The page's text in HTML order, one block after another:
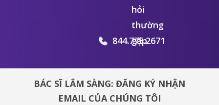
844.775.2671
hỏi
thường
gặp
BÁC SĨ LÂM SÀNG: ĐĂNG KÝ NHẬN
EMAIL CỦA CHÚNG TÔI